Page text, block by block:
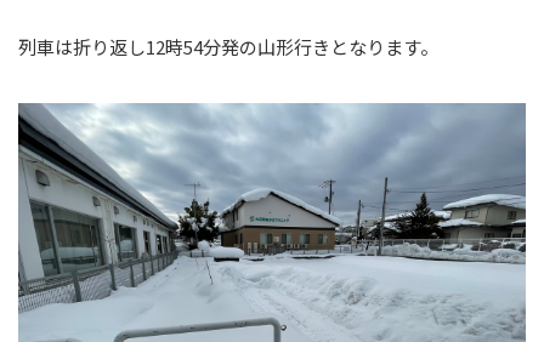
列車は折り返し12時54分発の山形行きとなります。